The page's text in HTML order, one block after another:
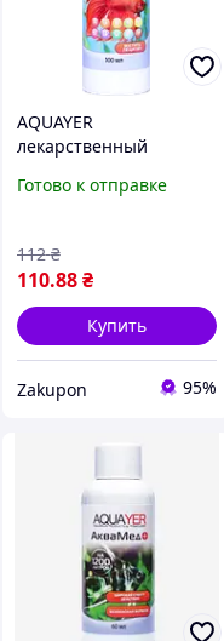
AQUAYER
лекарственный
100мл
Готово к отправке
110.88 ₴
112 ₴
Купить
Zakupon 95%